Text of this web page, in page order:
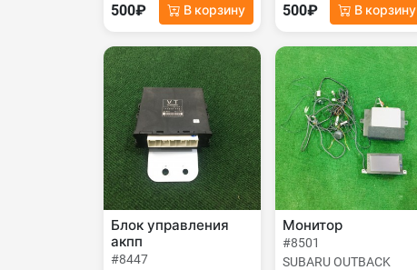
500₽ В корзину 500₽ В корзину
Блок управления
акпп
#8447
Монитор
#8501
SUBARU OUTBACK